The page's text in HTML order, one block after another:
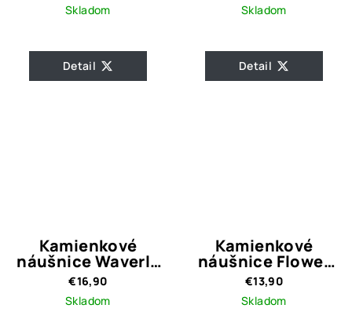
Skladom
Detail
Skladom
Detail
Kamienkové
náušnice Waverly
Gold
€16,90
Skladom
Kamienkové
náušnice Flower
Magenta
€13,90
Skladom